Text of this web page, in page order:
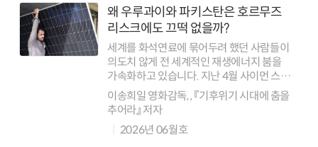
왜 우루과이와 파키스탄은 호르무즈
리스크에도 끄떡 없을까?
세계를 화석연료에 묶어두려 했던 사람들이
의도치 않게 전 세계적인 재생에너지 붐을
가속화하고 있습니다. 지난 4월 사이먼 스틸
유엔기후변화협약(UNFCCC) 사무총장이
국제에너지기구(IEA)의 국제회의에서 결연한
어조로 한 말이다. 경제학자 폴 크루그먼도...
이송희일 영화감독, , 『기후위기 시대에 춤을
추어라』 저자
2026년 06월호